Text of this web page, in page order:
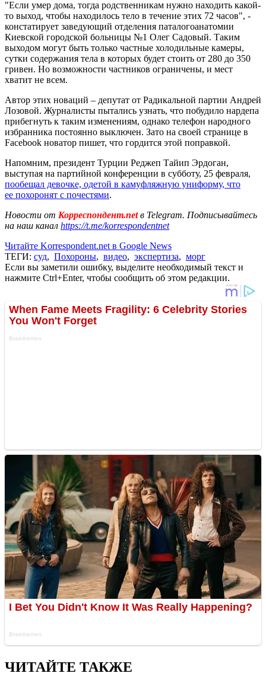
"Если умер дома, тогда родственникам нужно находить какой-
то выход, чтобы находилось тело в течение этих 72 часов", -
констатирует заведующий отделения паталогоанатомии
Киевской городской больницы №1 Олег Садовый. Таким
выходом могут быть только частные холодильные камеры,
сутки содержания тела в которых будет стоить от 280 до 350
гривен. Но возможности частников ограничены, и мест
хватит не всем.
Автор этих новаций – депутат от Радикальной партии Андрей
Лозовой. Журналисты пытались узнать, что побудило нардепа
прибегнуть к таким изменениям, однако телефон народного
избранника постоянно выключен. Зато на своей странице в
Facebook новатор пишет, что гордится этой поправкой.
Напомним, президент Турции Реджеп Тайип Эрдоган,
выступая на партийной конференции в субботу, 25 февраля,
пообещал девочке, одетой в камуфляжную униформу, что
ее похоронят с почестями.
Новости от Корреспондент.netв Telegram. Подписывайтесь
на наш канал https://t.me/korrespondentnet
Читайте Korrespondent.net в Google News
ТЕГИ: суд, Похороны, видео, экспертиза, морг
Если вы заметили ошибку, выделите необходимый текст и
нажмите Ctrl+Enter, чтобы сообщить об этом редакции.
ЧИТАЙТЕ ТАКЖЕ